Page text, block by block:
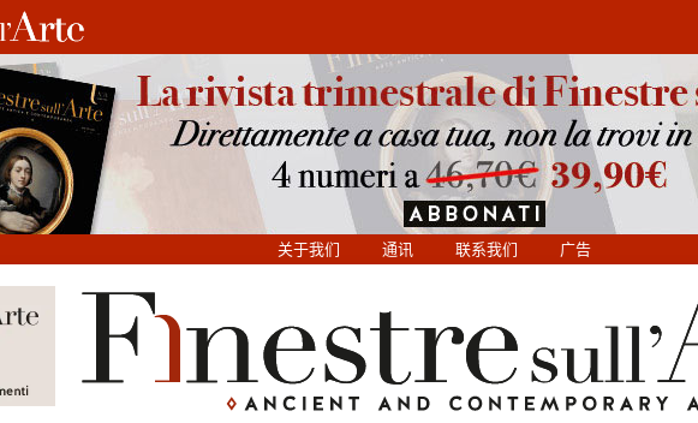
关于我们 通讯 联系我们 广告